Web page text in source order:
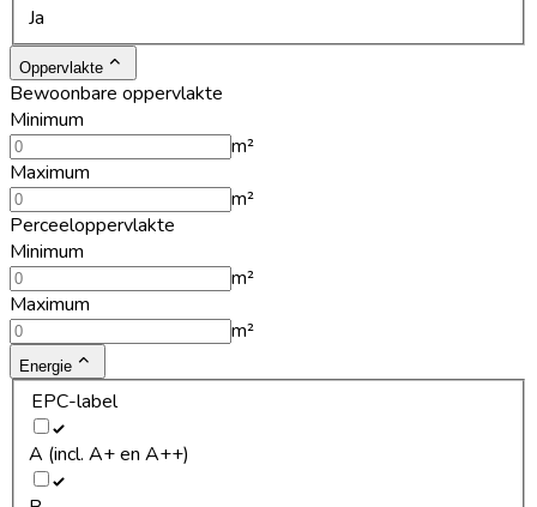
Ja
Oppervlakte
Bewoonbare oppervlakte
Minimum
m²
Maximum
m²
Perceeloppervlakte
Minimum
m²
Maximum
m²
Energie
EPC-label
A (incl. A+ en A++)